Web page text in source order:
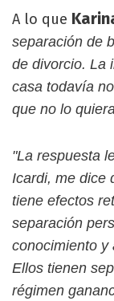
A lo que
separación de
de divorcio. La
casa todavía
que no lo
"La respuesta
Icardi, me dice
tiene efectos
separación
conocimiento y
Ellos tienen
régimen